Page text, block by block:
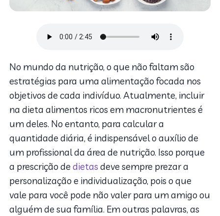
No mundo da nutrição, o que não faltam são
estratégias para uma alimentação focada nos
objetivos de cada indivíduo. Atualmente, incluir
na dieta alimentos ricos em macronutrientes é
um deles. No entanto, para calcular a
quantidade diária, é indispensável o auxílio de
um profissional da área de nutrição. Isso porque
a prescrição dedietas deve sempre prezar a
personalização e individualização, pois o que
vale para você pode não valer para um amigo ou
alguém de sua família. Em outras palavras, as